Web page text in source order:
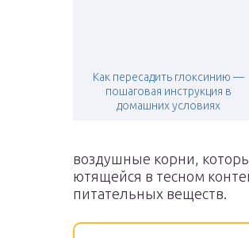
Как пересадить глоксинию —
пошаговая инструкция в
домашних условиях
воздушные корни,
ютящейся в тесном
питательных веществ.